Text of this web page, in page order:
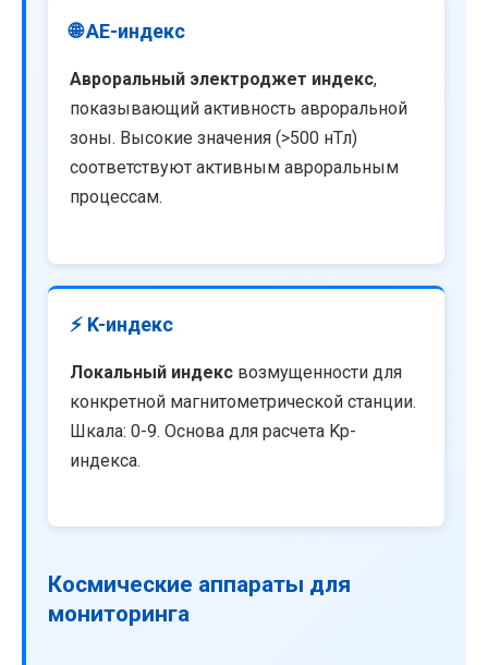
🌐 AE-индекс
Авроральный электроджет индекс,
показывающий активность авроральной
зоны. Высокие значения (>500 нТл)
соответствуют активным авроральным
процессам.
⚡ K-индекс
Локальный индекс возмущенности для
конкретной магнитометрической станции.
Шкала: 0-9. Основа для расчета Kp-
индекса.
Космические аппараты для
мониторинга